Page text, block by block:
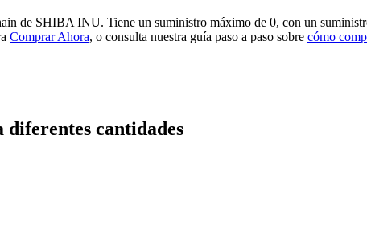
de SHIBA INU. Tiene un suministro máximo de 0, con un
Comprar Ahora, o consulta nuestra guía paso a paso sobre cómo
cantidades